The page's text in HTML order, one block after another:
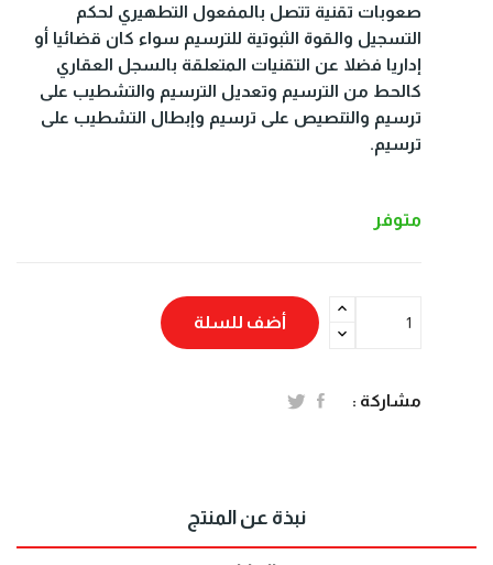
صعوبات تقنية تتصل بالمفعول التطهيري لحكم
التسجيل والقوة الثبوتية للترسيم سواء كان قضائيا أو
إداريا فضلا عن التقنيات المتعلقة بالسجل العقاري
كالحط من الترسيم وتعديل الترسيم والتشطيب على
ترسيم والتنصيص على ترسيم وإبطال التشطيب على
ترسيم.
متوفر
أضف للسلة
مشاركة :
نبذة عن المنتج